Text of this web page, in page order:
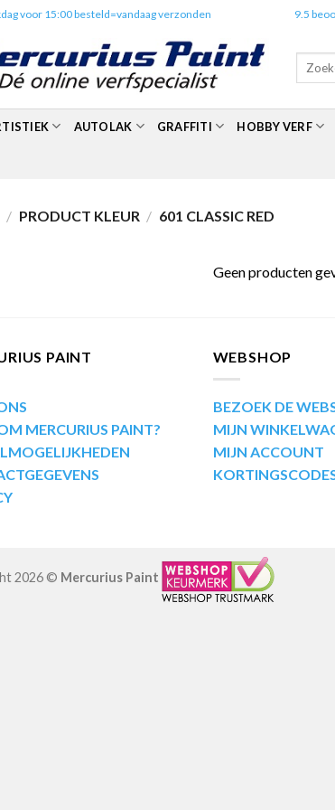
voor 15:00 besteld=vandaag verzonden 9.5
Zoeken
AUTOLAK GRAFFITI HOBBY VERF
/ PRODUCT KLEUR / 601 CLASSIC RED
Geen producten
PAINT
MERCURIUS PAINT?
WEBSHOP
BEZOEK DE
MIJN
MIJN ACCOUNT
2026 © Mercurius Paint